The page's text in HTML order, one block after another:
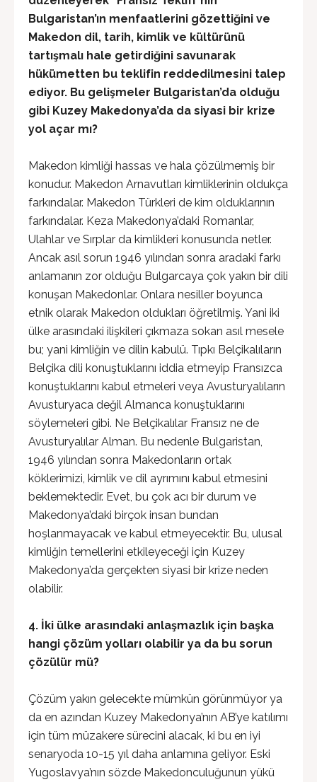
Bulgaristan’ın menfaatlerini gözettiğini ve
Makedon dil, tarih, kimlik ve kültürünü
tartışmalı hale getirdiğini savunarak
hükümetten bu teklifin reddedilmesini talep
ediyor. Bu gelişmeler Bulgaristan’da olduğu
gibi Kuzey Makedonya’da da siyasi bir krize
yol açar mı?
Makedon kimliği hassas ve hala çözülmemiş bir
konudur. Makedon Arnavutları kimliklerinin oldukça
farkındalar. Makedon Türkleri de kim olduklarının
farkındalar. Keza Makedonya’daki Romanlar,
Ulahlar ve Sırplar da kimlikleri konusunda netler.
Ancak asıl sorun 1946 yılından sonra aradaki farkı
anlamanın zor olduğu Bulgarcaya çok yakın bir dili
konuşan Makedonlar. Onlara nesiller boyunca
etnik olarak Makedon oldukları öğretilmiş. Yani iki
ülke arasındaki ilişkileri çıkmaza sokan asıl mesele
bu; yani kimliğin ve dilin kabulü. Tıpkı Belçikalıların
Belçika dili konuştuklarını iddia etmeyip Fransızca
konuştuklarını kabul etmeleri veya Avusturyalıların
Avusturyaca değil Almanca konuştuklarını
söylemeleri gibi. Ne Belçikalılar Fransız ne de
Avusturyalılar Alman. Bu nedenle Bulgaristan,
1946 yılından sonra Makedonların ortak
köklerimizi, kimlik ve dil ayrımını kabul etmesini
beklemektedir. Evet, bu çok acı bir durum ve
Makedonya’daki birçok insan bundan
hoşlanmayacak ve kabul etmeyecektir. Bu, ulusal
kimliğin temellerini etkileyeceği için Kuzey
Makedonya’da gerçekten siyasi bir krize neden
olabilir.
4. İki ülke arasındaki anlaşmazlık için başka
hangi çözüm yolları olabilir ya da bu sorun
çözülür mü?
Çözüm yakın gelecekte mümkün görünmüyor ya
da en azından Kuzey Makedonya’nın AB’ye katılımı
için tüm müzakere sürecini alacak, ki bu en iyi
senaryoda 10-15 yıl daha anlamına geliyor. Eski
Yugoslavya’nın sözde Makedonculuğunun yükü